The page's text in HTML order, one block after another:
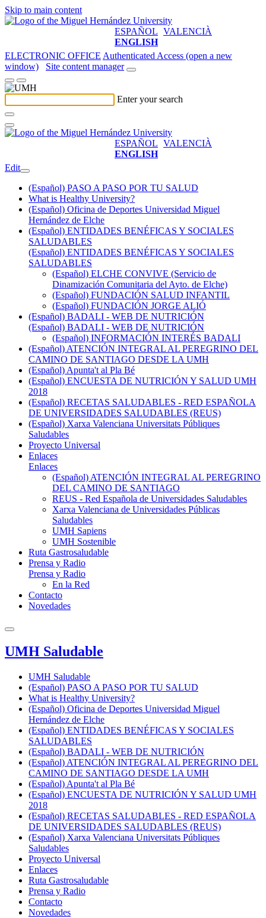
Skip to main content
ESPAÑOL VALENCIÀ
ENGLISH
ELECTRONIC OFFICE Authenticated Access (open a new
window)
Site content manager
Enter your search
ESPAÑOL VALENCIÀ
ENGLISH
Edit
(Español) PASO A PASO POR TU SALUD
What is Healthy University?
(Español) Oficina de Deportes Universidad Miguel
Hernández de Elche
(Español) ENTIDADES BENÉFICAS Y SOCIALES
SALUDABLES
(Español) ENTIDADES BENÉFICAS Y SOCIALES
SALUDABLES
(Español) ELCHE CONVIVE (Servicio de
Dinamización Comunitaria del Ayto. de Elche)
(Español) FUNDACIÓN SALUD INFANTIL
(Español) FUNDACIÓN JORGE ALIÓ
(Español) BADALI - WEB DE NUTRICIÓN
(Español) BADALI - WEB DE NUTRICIÓN
(Español) INFORMACIÓN INTERÉS BADALI
(Español) ATENCIÓN INTEGRAL AL PEREGRINO DEL
CAMINO DE SANTIAGO DESDE LA UMH
(Español) Apunta't al Pla Bé
(Español) ENCUESTA DE NUTRICIÓN Y SALUD UMH
2018
(Español) RECETAS SALUDABLES - RED ESPAÑOLA
DE UNIVERSIDADES SALUDABLES (REUS)
(Español) Xarxa Valenciana Universitats Públiques
Saludables
Proyecto Universal
Enlaces
Enlaces
(Español) ATENCIÓN INTEGRAL AL PEREGRINO
DEL CAMINO DE SANTIAGO
REUS - Red Española de Universidades Saludables
Xarxa Valenciana de Universidades Públicas
Saludables
UMH Sapiens
UMH Sostenible
Ruta Gastrosaludable
Prensa y Radio
Prensa y Radio
En la Red
Contacto
Novedades
UMH Saludable
UMH Saludable
(Español) PASO A PASO POR TU SALUD
What is Healthy University?
(Español) Oficina de Deportes Universidad Miguel
Hernández de Elche
(Español) ENTIDADES BENÉFICAS Y SOCIALES
SALUDABLES
(Español) BADALI - WEB DE NUTRICIÓN
(Español) ATENCIÓN INTEGRAL AL PEREGRINO DEL
CAMINO DE SANTIAGO DESDE LA UMH
(Español) Apunta't al Pla Bé
(Español) ENCUESTA DE NUTRICIÓN Y SALUD UMH
2018
(Español) RECETAS SALUDABLES - RED ESPAÑOLA
DE UNIVERSIDADES SALUDABLES (REUS)
(Español) Xarxa Valenciana Universitats Públiques
Saludables
Proyecto Universal
Enlaces
Ruta Gastrosaludable
Prensa y Radio
Contacto
Novedades